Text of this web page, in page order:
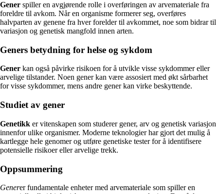
Gener spiller en avgjørende rolle i overføringen av arvemateriale fra
foreldre til avkom. Når en organisme formerer seg, overføres
halvparten av genene fra hver forelder til avkommet, noe som bidrar til
variasjon og genetisk mangfold innen arten.
Geners betydning for helse og sykdom
Gener kan også påvirke risikoen for å utvikle visse sykdommer eller
arvelige tilstander. Noen gener kan være assosiert med økt sårbarhet
for visse sykdommer, mens andre gener kan virke beskyttende.
Studiet av gener
Genetikk er vitenskapen som studerer gener, arv og genetisk variasjon
innenfor ulike organismer. Moderne teknologier har gjort det mulig å
kartlegge hele genomer og utføre genetiske tester for å identifisere
potensielle risikoer eller arvelige trekk.
Oppsummering
Generer fundamentale enheter med arvemateriale som spiller en